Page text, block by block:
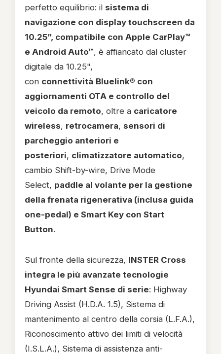
perfetto equilibrio: il sistema di
navigazione con display touchscreen da
10.25”, compatibile con Apple CarPlay™
e Android Auto™, è affiancato dal cluster
digitale da 10.25",
con connettività Bluelink® con
aggiornamenti OTA e controllo del
veicolo da remoto, oltre a caricatore
wireless, retrocamera, sensori di
parcheggio anteriori e
posteriori, climatizzatore automatico,
cambio Shift-by-wire, Drive Mode
Select, paddle al volante per la gestione
della frenata rigenerativa (inclusa guida
one-pedal) e Smart Key con Start
Button.
Sul fronte della sicurezza, INSTER Cross
integra le più avanzate tecnologie
Hyundai Smart Sense di serie: Highway
Driving Assist (H.D.A. 1.5), Sistema di
mantenimento al centro della corsia (L.F.A.),
Riconoscimento attivo dei limiti di velocità
(I.S.L.A.), Sistema di assistenza anti-